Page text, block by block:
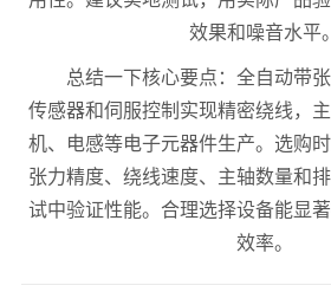
效果和噪音水平。
总结一下核心要点：全自动带
传感器和伺服控制实现精密绕线，
机、电感等电子元器件生产。选购
张力精度、绕线速度、主轴数量和
试中验证性能。合理选择设备能显
效率。